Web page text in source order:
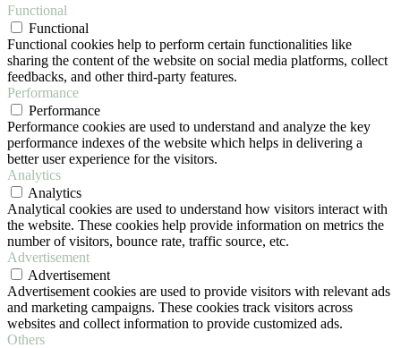
Functional
Functional
Functional cookies help to perform certain functionalities like
sharing the content of the website on social media platforms, collect
feedbacks, and other third-party features.
Performance
Performance
Performance cookies are used to understand and analyze the key
performance indexes of the website which helps in delivering a
better user experience for the visitors.
Analytics
Analytics
Analytical cookies are used to understand how visitors interact with
the website. These cookies help provide information on metrics the
number of visitors, bounce rate, traffic source, etc.
Advertisement
Advertisement
Advertisement cookies are used to provide visitors with relevant ads
and marketing campaigns. These cookies track visitors across
websites and collect information to provide customized ads.
Others